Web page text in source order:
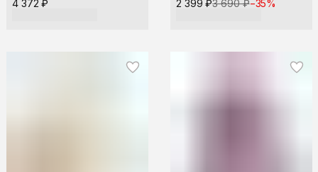
4 372 ₽
2 399 ₽3 690 ₽−35%